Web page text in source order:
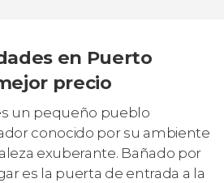
en Puerto
precio
un pequeño pueblo
conocido por su ambiente
exuberante. Bañado por
es la puerta de entrada a la